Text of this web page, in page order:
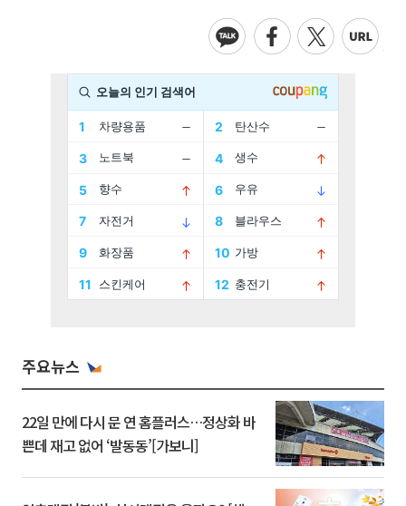
주요뉴스
22일 만에 다시 문 연 홈플러스…정상화 바
쁜데 재고 없어 ‘발동동’[가보니]